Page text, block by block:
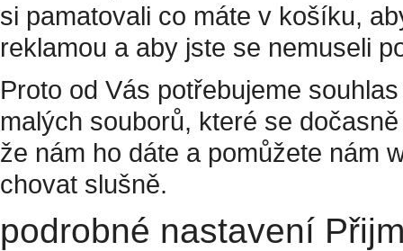
si pamatovali co máte v košíku,
reklamou a aby jste se nemuseli
Proto od Vás potřebujeme
malých souborů, které se
že nám ho dáte a pomůžete nám
chovat slušně.
podrobné nastavení